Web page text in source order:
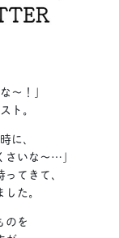
〜！」
ト。
に、
さいな〜…」
てきて、
た。
のを